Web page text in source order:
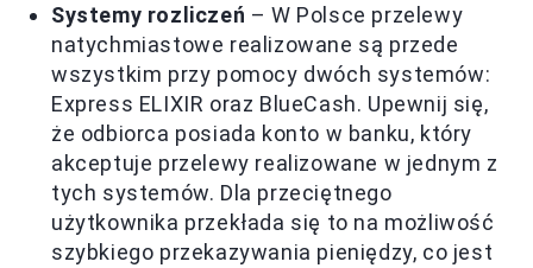
Systemy rozliczeń – W Polsce przelewy
natychmiastowe realizowane są przede
wszystkim przy pomocy dwóch systemów:
Express ELIXIR oraz BlueCash. Upewnij się,
że odbiorca posiada konto w banku, który
akceptuje przelewy realizowane w jednym z
tych systemów. Dla przeciętnego
użytkownika przekłada się to na możliwość
szybkiego przekazywania pieniędzy, co jest